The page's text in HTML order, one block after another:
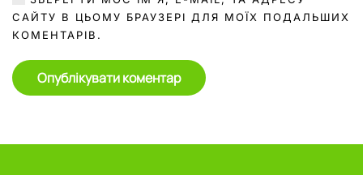
САЙТУ В ЦЬОМУ БРАУЗЕРІ ДЛЯ МОЇХ ПОДАЛЬШИХ
КОМЕНТАРІВ.
Опублікувати коментар